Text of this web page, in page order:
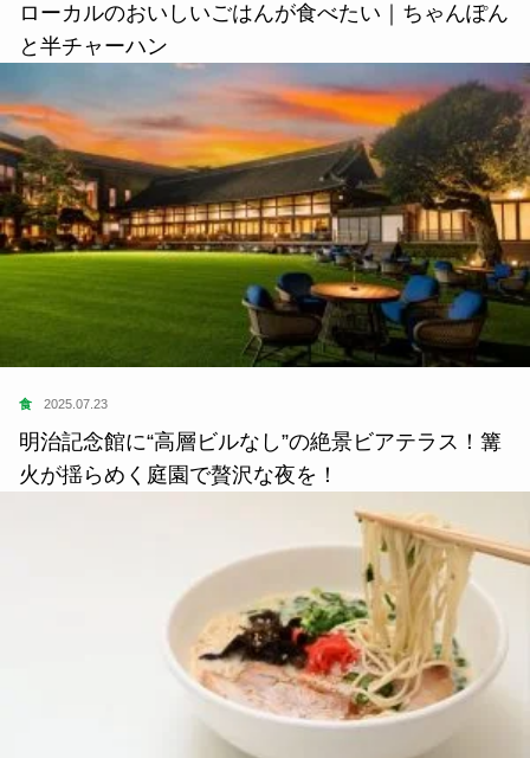
ローカルのおいしいごはんが食べたい｜ちゃんぽん
と半チャーハン
食 2025.07.23
明治記念館に“高層ビルなし”の絶景ビアテラス！篝
火が揺らめく庭園で贅沢な夜を！